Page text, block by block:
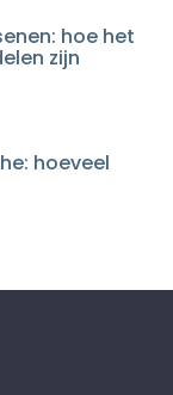
hoe het
zijn
hoeveel